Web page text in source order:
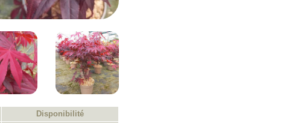
Disponibilité